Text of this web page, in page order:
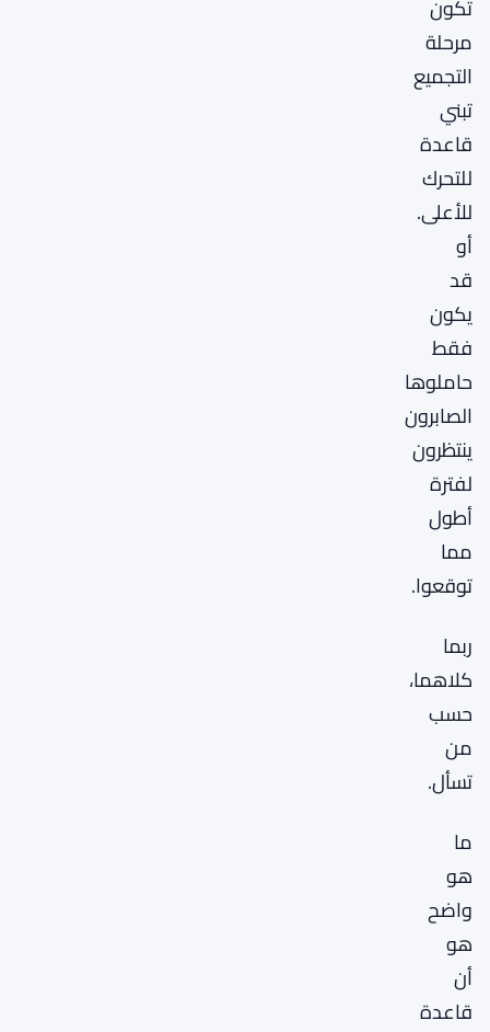
تكون
مرحلة
التجميع
تبني
قاعدة
للتحرك
للأعلى.
أو
قد
يكون
فقط
حاملوها
الصابرون
ينتظرون
لفترة
أطول
مما
توقعوا.
ربما
كلاهما،
حسب
من
تسأل.
ما
هو
واضح
هو
أن
قاعدة